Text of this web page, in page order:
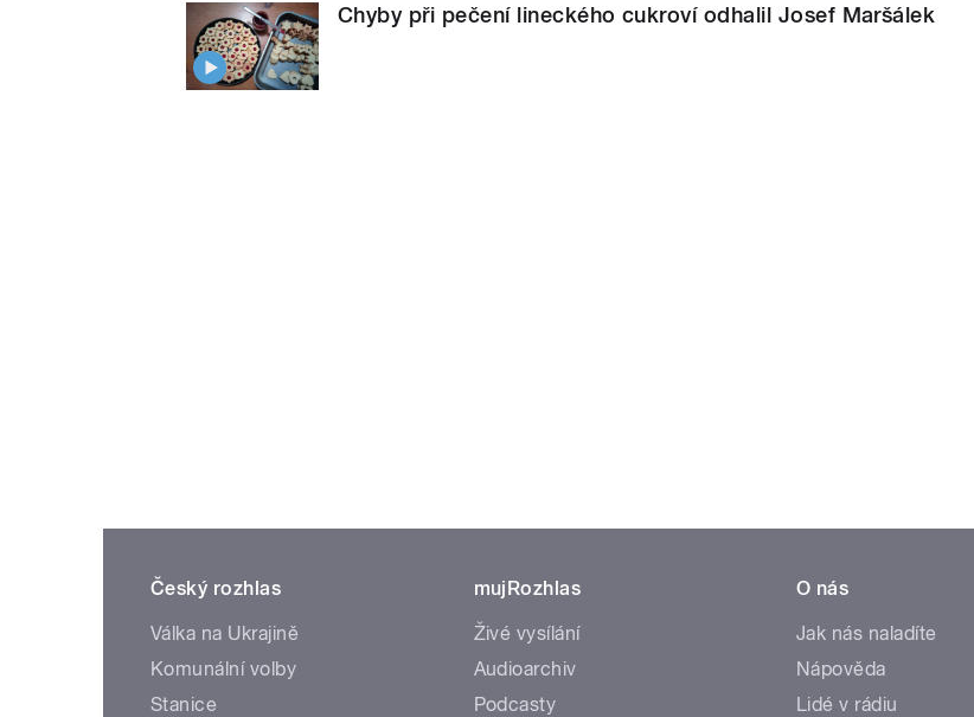
Chyby při pečení lineckého cukroví odhalil Josef Maršálek
Český rozhlas
Válka na Ukrajině
Komunální volby
Stanice
mujRozhlas
Živé vysílání
Audioarchiv
Podcasty
O nás
Jak nás naladíte
Nápověda
Lidé v rádiu